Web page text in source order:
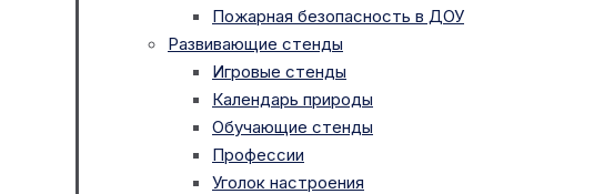
Пожарная безопасность в ДОУ
Развивающие стенды
Игровые стенды
Календарь природы
Обучающие стенды
Профессии
Уголок настроения